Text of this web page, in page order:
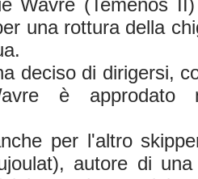
Wavre (Temenos
una rottura della
deciso di dirigersi,
è
per l'altro
autore di